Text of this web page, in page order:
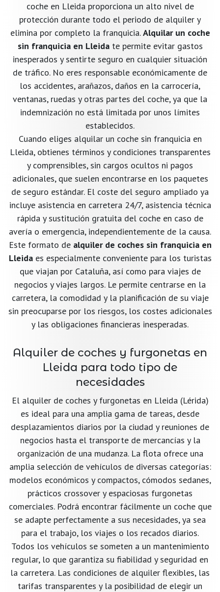
coche en Lleida proporciona un alto nivel de
protección durante todo el periodo de alquiler y
elimina por completo la franquicia.Alquilar un coche
sin franquicia en Lleidate permite evitar gastos
inesperados y sentirte seguro en cualquier situación
de tráfico. No eres responsable económicamente de
los accidentes, arañazos, daños en la carrocería,
ventanas, ruedas y otras partes del coche, ya que la
indemnización no está limitada por unos límites
establecidos.
Cuando eliges alquilar un coche sin franquicia en
Lleida, obtienes términos y condiciones transparentes
y comprensibles, sin cargos ocultos ni pagos
adicionales, que suelen encontrarse en los paquetes
de seguro estándar. El coste del seguro ampliado ya
incluye asistencia en carretera 24/7, asistencia técnica
rápida y sustitución gratuita del coche en caso de
avería o emergencia, independientemente de la causa.
Este formato de alquiler de coches sin franquicia en
Lleidaes especialmente conveniente para los turistas
que viajan por Cataluña, así como para viajes de
negocios y viajes largos. Le permite centrarse en la
carretera, la comodidad y la planificación de su viaje
sin preocuparse por los riesgos, los costes adicionales
y las obligaciones financieras inesperadas.
Alquiler de coches y furgonetas en
Lleida para todo tipo de
necesidades
El alquiler de coches y furgonetas en Lleida (Lérida)
es ideal para una amplia gama de tareas, desde
desplazamientos diarios por la ciudad y reuniones de
negocios hasta el transporte de mercancías y la
organización de una mudanza. La flota ofrece una
amplia selección de vehículos de diversas categorías:
modelos económicos y compactos, cómodos sedanes,
prácticos crossover y espaciosas furgonetas
comerciales. Podrá encontrar fácilmente un coche que
se adapte perfectamente a sus necesidades, ya sea
para el trabajo, los viajes o los recados diarios.
Todos los vehículos se someten a un mantenimiento
regular, lo que garantiza su fiabilidad y seguridad en
la carretera. Las condiciones de alquiler flexibles, las
tarifas transparentes y la posibilidad de elegir un